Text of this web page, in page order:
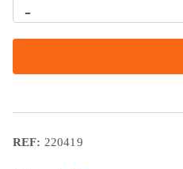
-
Mesa
REF: 220419